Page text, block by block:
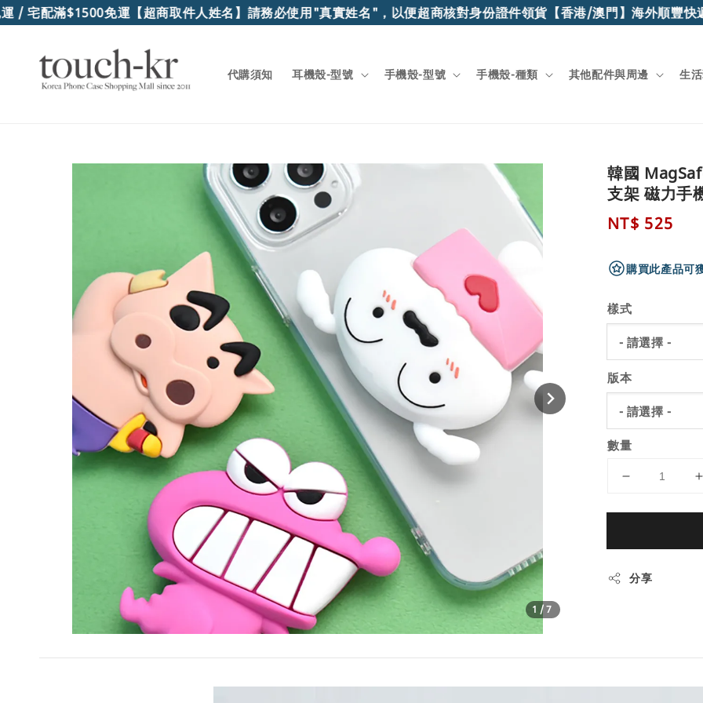
配滿$1500免運【超商取件人姓名】請務必使用"真實姓名"，以便超商核對身份證件領貨【香港/澳門】海外順豐快遞滿
代購須知 耳機殼-型號 手機殼-型號 手機殼-種類 其他配件與周邊 生
1 /7
韓國
支架 磁力手
Regular
NT$ 525
購買此產品可
樣式
版本
數量
分享